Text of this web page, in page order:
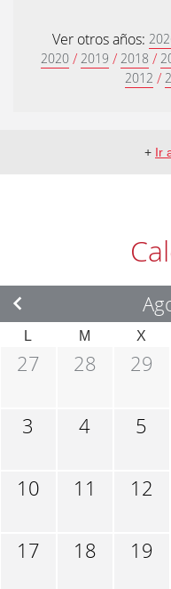
Ver otros años:
2020 / 2019 / 2018 /
2012 /
+ Ir
L M X
27 28 29
3 4 5
10 11 12
17 18 19